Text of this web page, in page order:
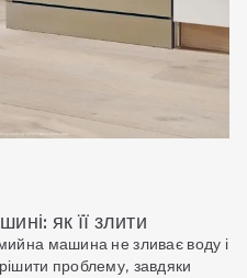
як її злити
машина не зливає воду і
проблему, завдяки